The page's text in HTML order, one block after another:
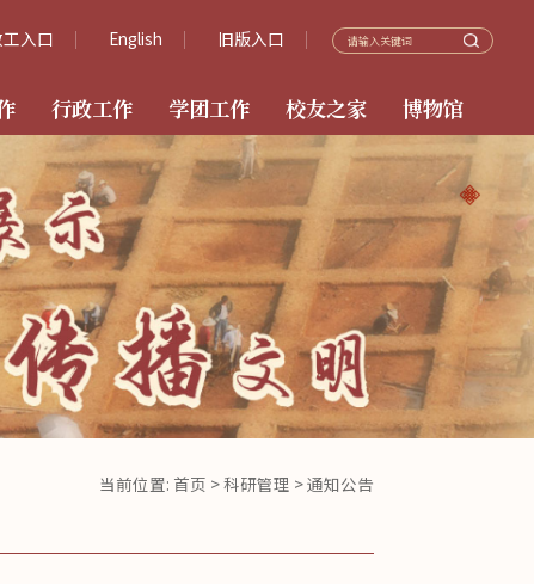
入口 English 旧版入口
行政工作 学团工作 校友之家 博物馆
当前位置: 首页 >科研管理 >通知公告